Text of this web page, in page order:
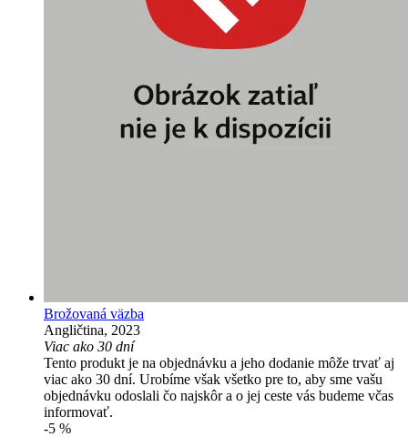
Brožovaná väzba
Angličtina, 2023
Viac ako 30 dní
Tento produkt je na objednávku a jeho dodanie môže trvať aj
viac ako 30 dní. Urobíme však všetko pre to, aby sme vašu
objednávku odoslali čo najskôr a o jej ceste vás budeme včas
informovať.
-5 %